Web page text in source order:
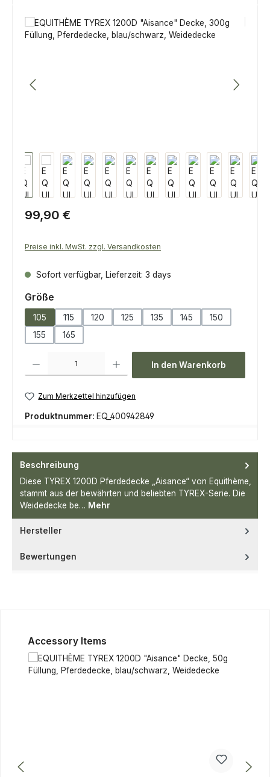
Bildergalerie überspringen
Regulärer Preis:
99,90 €
Preise inkl. MwSt. zzgl. Versandkosten
Sofort verfügbar, Lieferzeit: 3 days
Größe
105 115 120 125 135 145
150
155
165
In den Warenkorb
Zum Merkzettel hinzufügen
Produktnummer: EQ_400942849
Beschreibung
Diese TYREX 1200D Pferdedecke „Aisance“ von Equithème,
stammt aus der bewährten und beliebten TYREX-Serie. Die
Weidedecke be… Mehr
Hersteller
Bewertungen
Produktgalerie überspringen
Accessory Items